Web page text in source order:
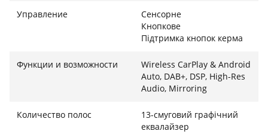
музыке прямо на экране магнитолы. Для любителей
безупречного звука предусмотрен встроенный
радиовещанию без помех. Кроме того устройство
поддерживает USB Mirroring для Android, что
позволяет дублировать экран смартфона на дисплей
Управление
Сенсорне
Кнопкове
Підтримка кнопок керма
Функции и возможности
Wireless CarPlay & Android
Auto, DAB+, DSP, High-Res
Audio, Mirroring
Количество полос
13-смуговий графічний
еквалайзер